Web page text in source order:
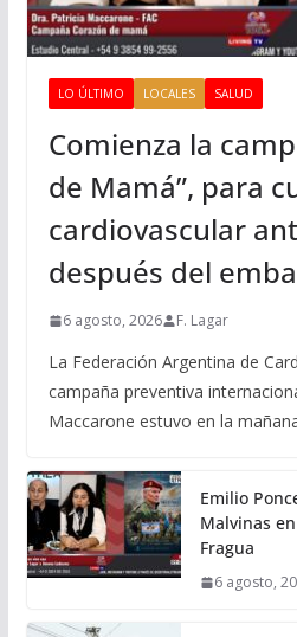
LO ÚLTIMO LOCALES SALUD
Comienza la
de Mamá”, para
cardiovascular
después del
6 agosto, 2026 F. Lagar
La Federación Argentina de
campaña preventiva
Maccarone estuvo en la
Emilio
Malvinas
Fragua
6 agosto,